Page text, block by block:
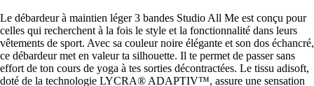
Le débardeur à maintien léger 3 bandes Studio All Me est conçu pour
celles qui recherchent à la fois le style et la fonctionnalité dans leurs
vêtements de sport. Avec sa couleur noire élégante et son dos échancré,
ce débardeur met en valeur ta silhouette. Il te permet de passer sans
effort de ton cours de yoga à tes sorties décontractées. Le tissu adisoft,
doté de la technologie LYCRA® ADAPTIV™, assure une sensation